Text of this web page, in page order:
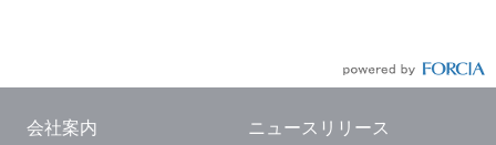
東京ドーム ホテル
会社案内 ニュースリリース